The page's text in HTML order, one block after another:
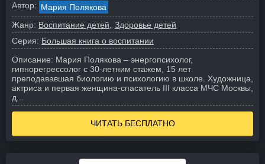
Автор: Мария Полякова
Жанр: Воспитание детей
Здоровье детей
Серия: Большая книга о воспитании
Описание: Мария Полякова – энергопсихолог,
гипнорегрессолог с 30-летним стажем, 15 лет
преподававшая биологию и психологию в школе. Художница,
актриса и первая женщина-спасатель III класса МЧС Москвы,
д...
ЧИТАТЬ БЕСПЛАТНО